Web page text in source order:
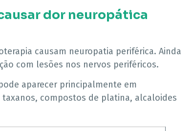
dor neuropática
causam neuropatia periférica. Ainda
com lesões nos nervos periféricos.
aparecer principalmente em
compostos de platina, alcaloides